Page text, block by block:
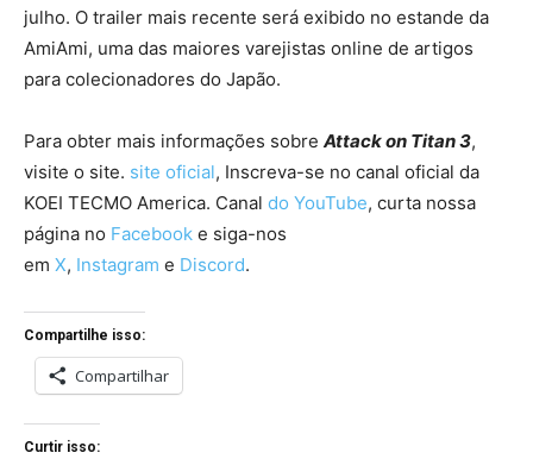
julho. O trailer mais recente será exibido no estande da
AmiAmi, uma das maiores varejistas online de artigos
para colecionadores do Japão.
Para obter mais informações sobre Attack on Titan 3,
visite o site. site oficial, Inscreva-se no canal oficial da
KOEI TECMO America. Canal do YouTube, curta nossa
página no Facebook e siga-nos
em X, Instagram e Discord.
Compartilhe isso:
Compartilhar
Curtir isso: